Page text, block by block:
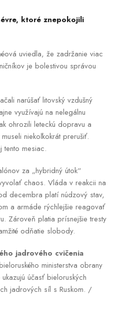
ktoré znepokojili
uviedla, že zadržanie viac
je bolestivou správou
narúšať litovský vzdušný
využívajú na nelegálnu
ohrozili leteckú dopravu a
niekoľkokrát prerušiť.
tento mesiac.
za „hybridný útok“
chaos. Vláda v reakcii na
decembra platí núdzový stav,
a armáde rýchlejšie reagovať
Zároveň platia prísnejšie tresty
odňatie slobody.
jadrového cvičenia
ministerstva obrany
účasť bieloruských
jadrových síl s Ruskom. /